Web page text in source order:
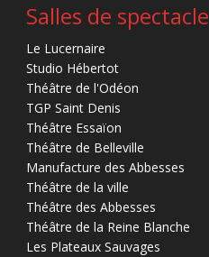
Salles de spectacle
Le Lucernaire
Studio Hébertot
Théâtre de l'Odéon
TGP Saint Denis
Théâtre Essaïon
Théâtre de Belleville
Manufacture des Abbesses
Théâtre de la ville
Théâtre des Abbesses
Théâtre de la Reine Blanche
Les Plateaux Sauvages